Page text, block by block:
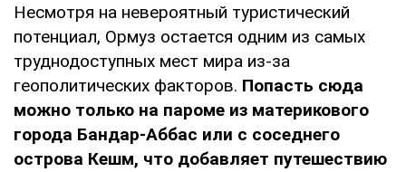
Несмотря на невероятный туристический
потенциал, Ормуз остается одним из самых
труднодоступных мест мира из-за
геополитических факторов. Попасть сюда
можно только на пароме из материкового
города Бандар-Аббас или с соседнего
острова Кешм, что добавляет путешествию